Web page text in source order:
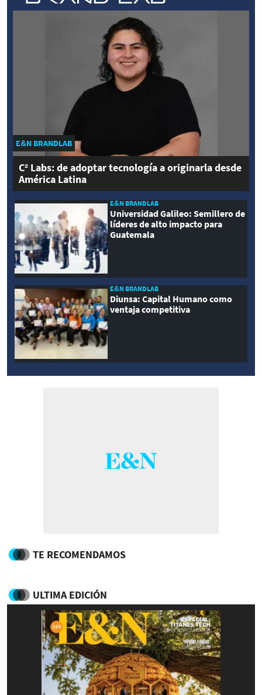
E&N BRANDLAB
C² Labs: de adoptar tecnología a originarla desde
América Latina
E&N BRANDLAB
Universidad Galileo: Semillero de
líderes de alto impacto para
Guatemala
E&N BRANDLAB
Diunsa: Capital Humano como
ventaja competitiva
TE RECOMENDAMOS
ULTIMA EDICIÓN